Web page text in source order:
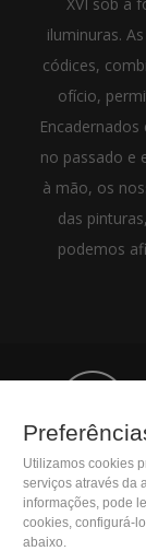
iluminuras.
códices,
ofício,
no passado e
à mão, os
das
podemos
Utilizamos cookies
serviços através da
informações, pode
cookies, configurá-
abaixo.